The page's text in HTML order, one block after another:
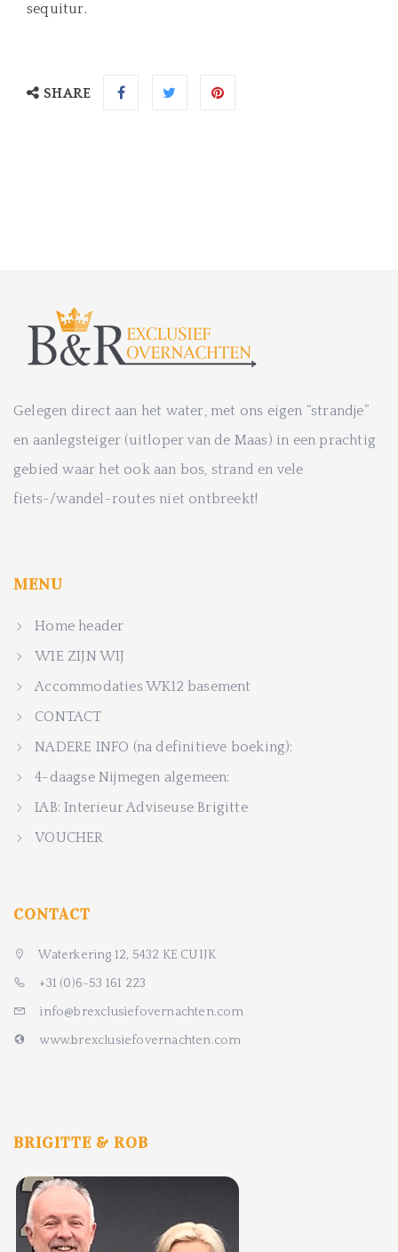
sequitur.
SHARE
Gelegen direct aan het water, met ons eigen “strandje”
en aanlegsteiger (uitloper van de Maas) in een prachtig
gebied waar het ook aan bos, strand en vele
fiets-/wandel-routes niet ontbreekt!
MENU
Home header
WIE ZIJN WIJ
Accommodaties WK12 basement
CONTACT
NADERE INFO (na definitieve boeking):
4-daagse Nijmegen algemeen:
IAB: Interieur Adviseuse Brigitte
VOUCHER
CONTACT
Waterkering 12, 5432 KE CUIJK
+31 (0)6-53 161 223
info@brexclusiefovernachten.com
www.brexclusiefovernachten.com
BRIGITTE & ROB